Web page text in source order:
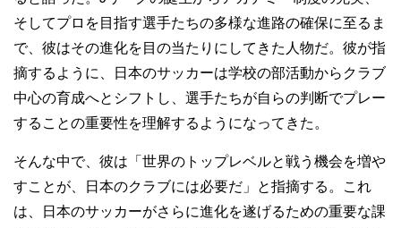
そしてプロを目指す選手たちの多様な進路の確保に至るま
で、彼はその進化を目の当たりにしてきた人物だ。彼が指
摘するように、日本のサッカーは学校の部活動からクラブ
中心の育成へとシフトし、選手たちが自らの判断でプレー
することの重要性を理解するようになってきた。
そんな中で、彼は「世界のトップレベルと戦う機会を増や
すことが、日本のクラブには必要だ」と指摘する。これ
は、日本のサッカーがさらに進化を遂げるための重要な課